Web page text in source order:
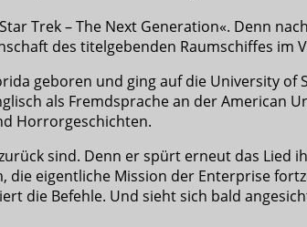
Trek – The Next Generation«. Denn
des titelgebenden Raumschiffes im
geboren und ging auf die University
als Fremdsprache an der American
Horrorgeschichten.
sind. Denn er spürt erneut das
eigentliche Mission der Enterprise
die Befehle. Und sieht sich bald